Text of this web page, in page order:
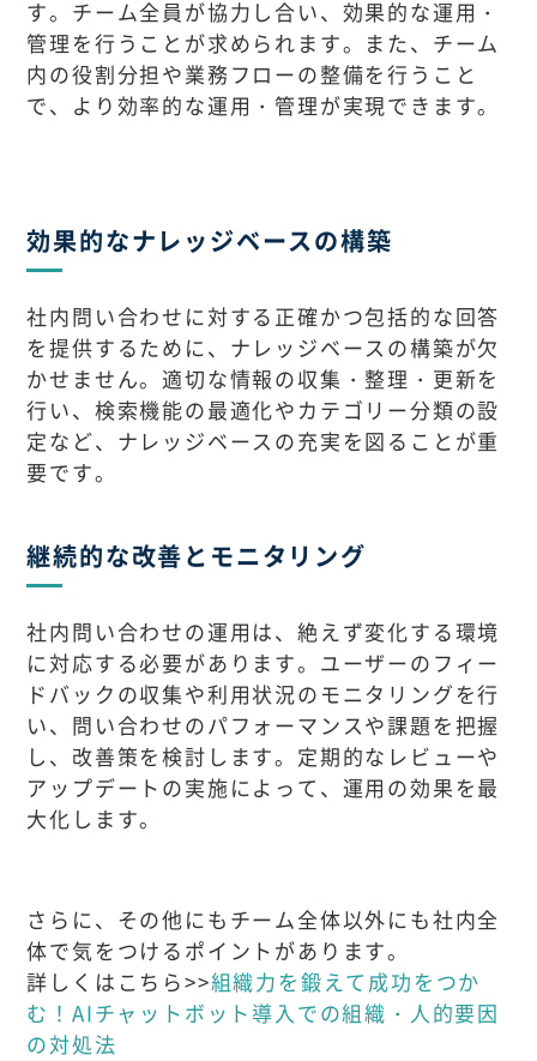
す。チーム全員が協力し合い、効果的な運用・
管理を行うことが求められます。また、チーム
内の役割分担や業務フローの整備を行うこと
で、より効率的な運用・管理が実現できます。
効果的なナレッジベースの構築
社内問い合わせに対する正確かつ包括的な回答
を提供するために、ナレッジベースの構築が欠
かせません。適切な情報の収集・整理・更新を
行い、検索機能の最適化やカテゴリー分類の設
定など、ナレッジベースの充実を図ることが重
要です。
継続的な改善とモニタリング
社内問い合わせの運用は、絶えず変化する環境
に対応する必要があります。ユーザーのフィー
ドバックの収集や利用状況のモニタリングを行
い、問い合わせのパフォーマンスや課題を把握
し、改善策を検討します。定期的なレビューや
アップデートの実施によって、運用の効果を最
大化します。
さらに、その他にもチーム全体以外にも社内全
体で気をつけるポイントがあります。
詳しくはこちら>>組織力を鍛えて成功をつか
む！AIチャットボット導入での組織・人的要因
の対処法